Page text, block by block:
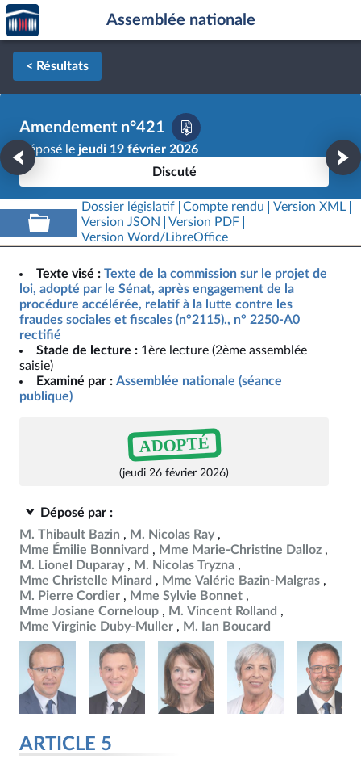
Aller au contenu
Aller en bas de la page
Accèder
à la
page
d'accueil
Assemblée nationale
< Résultats
Amendement n°421
Déposé le jeudi 19 février 2026
Discuté
Dossier législatif Compte rendu
Version XML
Version JSON
Version PDF
Version Word/LibreOffice
Texte visé : Texte de la commission sur le projet de
loi, adopté par le Sénat, après engagement de la
procédure accélérée, relatif à la lutte contre les
fraudes sociales et fiscales (n°2115)., n° 2250-A0
rectifié
Stade de lecture : 1ère lecture (2ème assemblée
saisie)
Examiné par : Assemblée nationale (séance
publique)
ADOPTÉ
(jeudi 26 février 2026)
Déposé par :
M. Thibault Bazin
M. Nicolas Ray
Mme Émilie Bonnivard
Mme Marie-Christine Dalloz
M. Lionel Duparay
M. Nicolas Tryzna
Mme Christelle Minard
Mme Valérie Bazin-Malgras
M. Pierre Cordier
Mme Sylvie Bonnet
Mme Josiane Corneloup
M. Vincent Rolland
Mme Virginie Duby-Muller
M. Ian Boucard
ARTICLE 5